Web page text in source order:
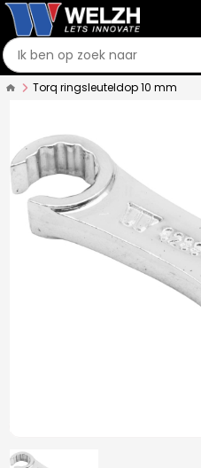
Torq ringsleuteldop 10 mm